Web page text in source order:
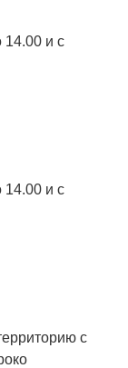
14.00 и с
14.00 и с
с